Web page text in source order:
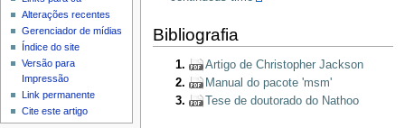
Bibliografia
Artigo de Christopher Jackson
Manual do pacote 'msm'
Tese de doutorado do Nathoo
Alterações recentes
Gerenciador de mídias
Índice do site
Versão para
Impressão
Link permanente
Cite este artigo